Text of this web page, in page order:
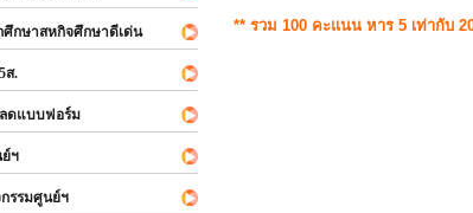
กษาสหกิจศึกษาดีเด่น
ส.
แบบฟอร์ม
ฯ
รมศูนย์ฯ
** รวม 100 คะแนน หาร 5 เท่ากับ